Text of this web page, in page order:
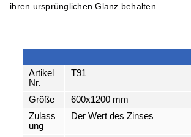
ihren ursprünglichen Glanz behalten.
Artikel
Nr.
T91
Größe
600x1200 mm
Zulass
ung
Der Wert des Zinses